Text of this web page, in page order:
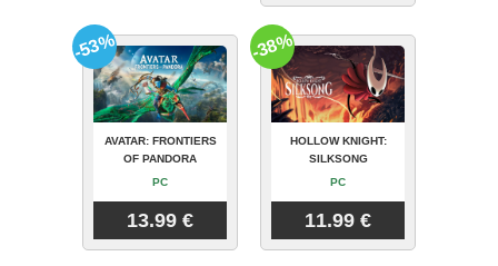
AVATAR: FRONTIERS
OF PANDORA
PC
13.99 €
-53%
HOLLOW KNIGHT:
SILKSONG
PC
11.99 €
-38%